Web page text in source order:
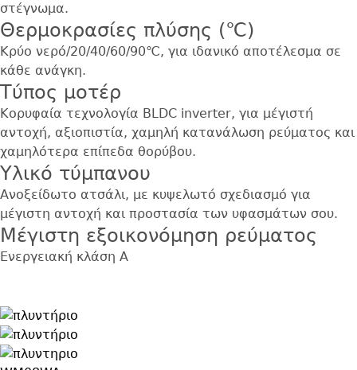
στέγνωμα.
Θερμοκρασίες πλύσης (℃)
Κρύο νερό/20/40/60/90℃, για ιδανικό αποτέλεσμα σε
κάθε ανάγκη.
Τύπος μοτέρ
Κορυφαία τεχνολογία BLDC inverter, για μέγιστή
αντοχή, αξιοπιστία, χαμηλή κατανάλωση ρεύματος και
χαμηλότερα επίπεδα θορύβου.
Υλικό τύμπανου
Ανοξείδωτο ατσάλι, με κυψελωτό σχεδιασμό για
μέγιστη αντοχή και προστασία των υφασμάτων σου.
Μέγιστη εξοικονόμηση ρεύματος
Ενεργειακή κλάση Α
Εικόνα
Εικόνα
Εικόνα